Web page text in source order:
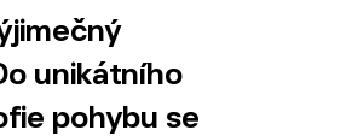
unikátního
pohybu se